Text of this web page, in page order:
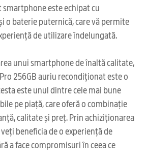
smartphone este echipat cu
o baterie puternică, care vă permite
de utilizare îndelungată.
unui smartphone de înaltă calitate,
256GB auriu recondiționat este o
este unul dintre cele mai bune
pe piață, care oferă o combinație
calitate și preț. Prin achiziționarea
beneficia de o experiență de
a face compromisuri în ceea ce